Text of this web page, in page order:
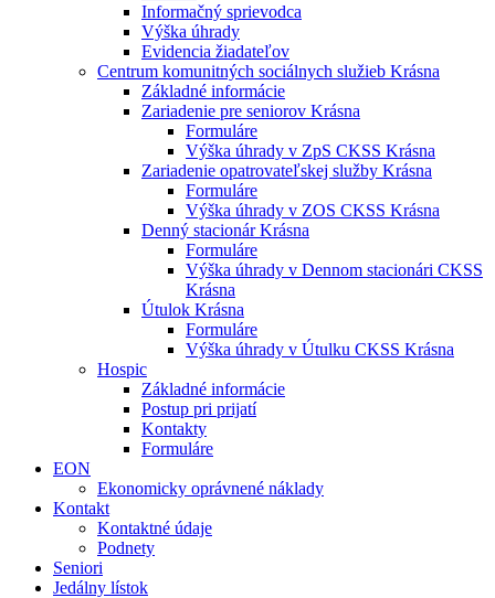
Informačný sprievodca
Výška úhrady
Evidencia žiadateľov
Centrum komunitných sociálnych služieb Krásna
Základné informácie
Zariadenie pre seniorov Krásna
Formuláre
Výška úhrady v ZpS CKSS Krásna
Zariadenie opatrovateľskej služby Krásna
Formuláre
Výška úhrady v ZOS CKSS Krásna
Denný stacionár Krásna
Formuláre
Výška úhrady v Dennom stacionári CKSS
Krásna
Útulok Krásna
Formuláre
Výška úhrady v Útulku CKSS Krásna
Hospic
Základné informácie
Postup pri prijatí
Kontakty
Formuláre
EON
Ekonomicky oprávnené náklady
Kontakt
Kontaktné údaje
Podnety
Seniori
Jedálny lístok